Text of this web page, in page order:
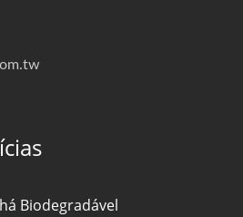
Biodegradável